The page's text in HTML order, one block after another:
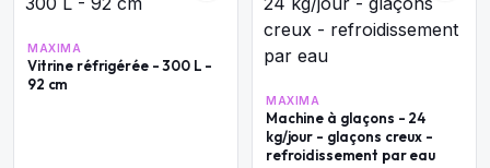
MAXIMA
Vitrine réfrigérée - 300 L -
92 cm
MAXIMA
Machine à glaçons - 24
kg/jour - glaçons creux -
refroidissement par eau